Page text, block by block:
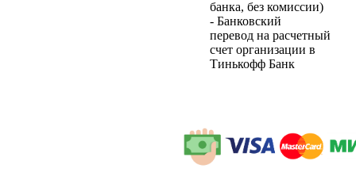
банка, без комиссии)
- Банковский
перевод на расчетный
счет организации в
Тинькофф Банк